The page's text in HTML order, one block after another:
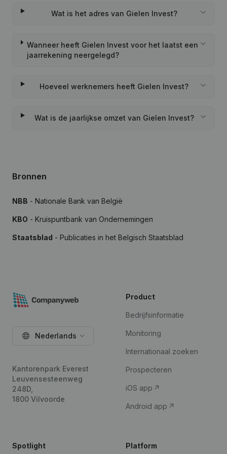
Wat is het adres van Gielen Invest?
Wanneer heeft Gielen Invest voor het laatst een
jaarrekening neergelegd?
Hoeveel werknemers heeft Gielen Invest?
Wat is de jaarlijkse omzet van Gielen Invest?
Bronnen
NBB - Nationale Bank van België
KBO - Kruispuntbank van Ondernemingen
Staatsblad - Publicaties in het Belgisch Staatsblad
Nederlands
Kantorenpark Everest
Leuvensesteenweg
248D,
1800 Vilvoorde
Product
Bedrijfsinformatie
Monitoring
Internationaal zoeken
Prospecteren
iOS app
Android app
Spotlight Platform